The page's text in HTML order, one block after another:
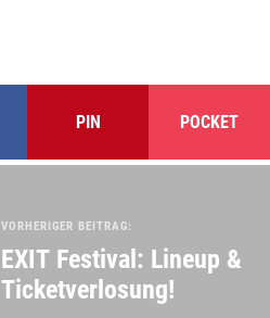
PIN POCKET
VORHERIGER BEITRAG:
EXIT Festival: Lineup &
Ticketverlosung!